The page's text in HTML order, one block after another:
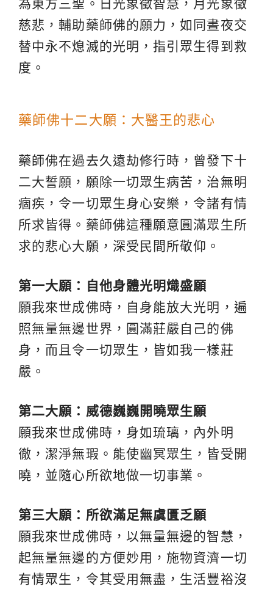
為東方三聖。日光象徵智慧，月光象徵
慈悲，輔助藥師佛的願力，如同晝夜交
替中永不熄滅的光明，指引眾生得到救
度。
藥師佛十二大願：大醫王的悲心
藥師佛在過去久遠劫修行時，曾發下十
二大誓願，願除一切眾生病苦，治無明
痼疾，令一切眾生身心安樂，令諸有情
所求皆得。藥師佛這種願意圓滿眾生所
求的悲心大願，深受民間所敬仰。
第一大願：自他身體光明熾盛願
願我來世成佛時，自身能放大光明，遍
照無量無邊世界，圓滿莊嚴自己的佛
身，而且令一切眾生，皆如我一樣莊
嚴。
第二大願：威德巍巍開曉眾生願
願我來世成佛時，身如琉璃，內外明
徹，潔淨無瑕。能使幽冥眾生，皆受開
曉，並隨心所欲地做一切事業。
第三大願：所欲滿足無虞匱乏願
願我來世成佛時，以無量無邊的智慧，
起無量無邊的方便妙用，施物資濟一切
有情眾生，令其受用無盡，生活豐裕沒